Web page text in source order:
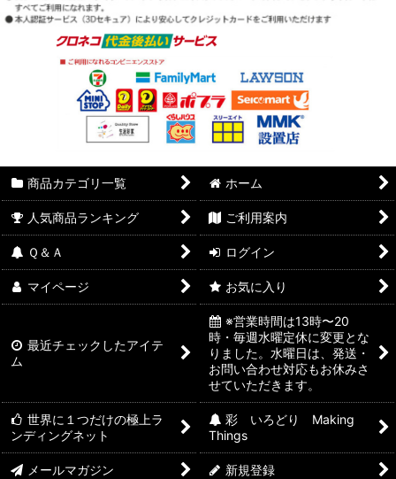
商品カテゴリ一覧 ホーム
人気商品ランキング ご利用案内
Ｑ＆Ａ ログイン
マイページ お気に入り
最近チェックしたアイテ
ム
※営業時間は13時〜20
時・毎週水曜定休に変更とな
りました。水曜日は、発送・
お問い合わせ対応もお休みさ
せていただきます。
世界に１つだけの極上ラ
ンディングネット
彩 いろどり Making
Things
メールマガジン 新規登録